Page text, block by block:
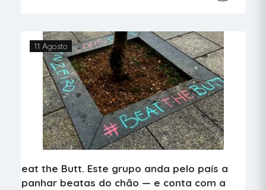
separação dos resíduos orgânicos e
colocá-los nos […]
11 Agosto
Beat the Butt. Este grupo anda pelo país a
apanhar beatas do chão — e conta com a